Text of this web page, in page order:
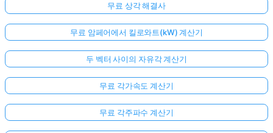
무료 상각 해결사
무료 암페어에서 킬로와트(kW) 계산기
두 벡터 사이의 자유각 계산기
무료 각가속도 계산기
무료 각주파수 계산기